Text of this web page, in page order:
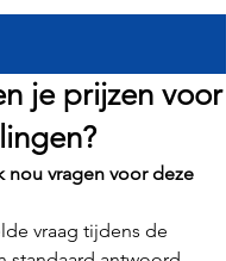
je prijzen voor
nou vragen voor deze
vraag tijdens de